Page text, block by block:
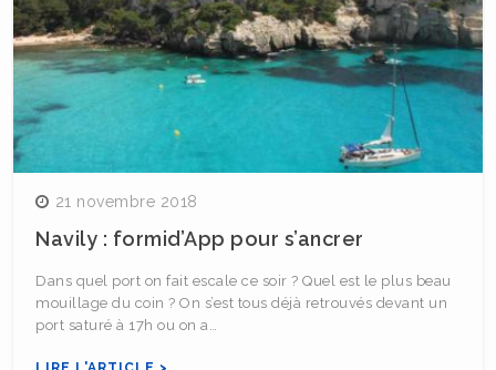
21 novembre 2018
Navily : formid’App pour s’ancrer
Dans quel port on fait escale ce soir ? Quel est le plus beau
mouillage du coin ? On s’est tous déjà retrouvés devant un
port saturé à 17h ou on a…